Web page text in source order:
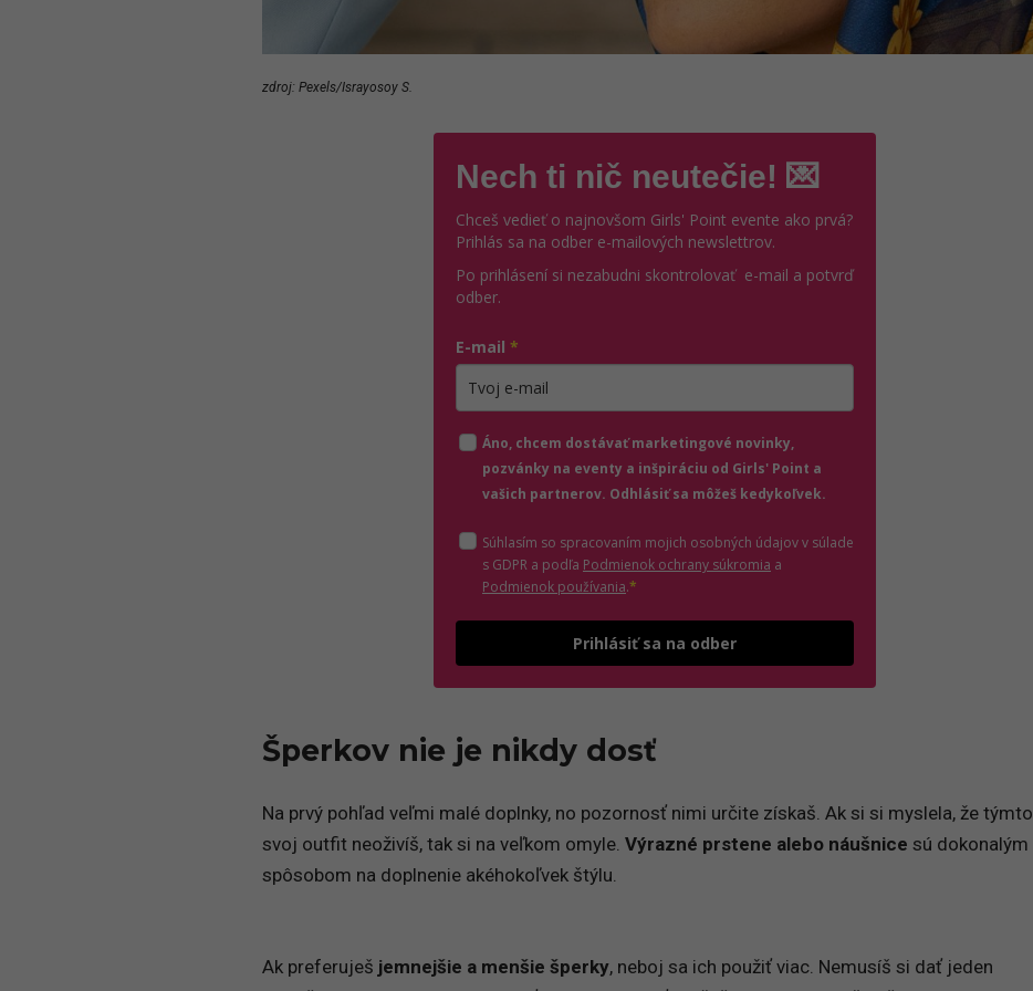
zdroj: Pexels/Israyosoy S.
Nech ti nič neutečie! 💌
Chceš vedieť o najnovšom Girls' Point evente ako prvá?
Prihlás sa na odber e-mailových newslettrov.
Po prihlásení si nezabudni skontrolovať e-mail a potvrď
odber.
E-mail *
Áno, chcem dostávať marketingové novinky,
pozvánky na eventy a inšpiráciu od Girls' Point a
vašich partnerov. Odhlásiť sa môžeš kedykoľvek.
Súhlasím so spracovaním mojich osobných údajov v súlade
s GDPR a podľa Podmienok ochrany súkromia (otvorí sa v novom okne)
a
Podmienok používania(otvorí sa v novom okne)
.*
Prihlásiť sa na odber
Šperkov nie je nikdy dosť
Na prvý pohľad veľmi malé doplnky, no pozornosť nimi určite získaš. Ak si si myslela, že týmto
svoj outfit neoživíš, tak si na veľkom omyle. Výrazné prstene alebo náušnice sú dokonalým
spôsobom na doplnenie akéhokoľvek štýlu.
Ak preferuješ jemnejšie a menšie šperky, neboj sa ich použiť viac. Nemusíš si dať jeden